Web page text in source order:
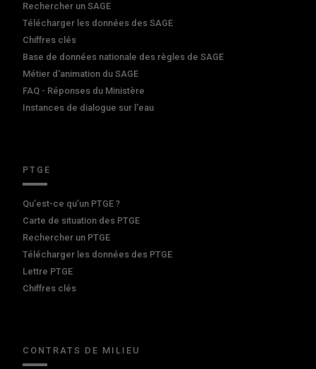
Rechercher un SAGE
Télécharger les données des SAGE
Chiffres clés
Base de données nationale des règles de SAGE
Métier d'animation du SAGE
FAQ - Réponses du Ministère
Instances de dialogue sur l'eau
PTGE
Qu’est-ce qu’un PTGE ?
Carte de situation des PTGE
Rechercher un PTGE
Télécharger les données des PTGE
Lettre PTGE
Chiffres clés
CONTRATS DE MILIEU